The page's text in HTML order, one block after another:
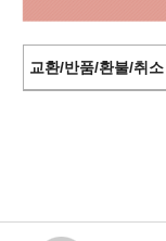
교환/반품/환불/취소